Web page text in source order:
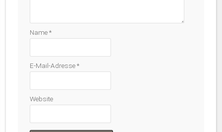
Name*
E-Mail-Adresse*
Website